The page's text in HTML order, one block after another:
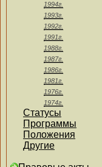
1994г.
1993г.
1992г.
1991г.
1988г.
1987г.
1986г.
1981г.
1976г.
1974г.
Статусы
Программы
Положения
Другие